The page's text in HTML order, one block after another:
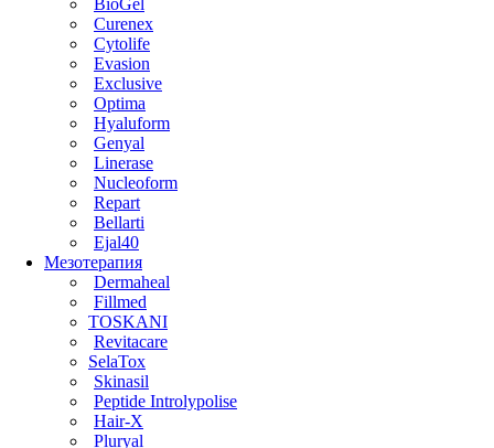
Curenex
Cytolife
Evasion
Exclusive
Optima
Hyaluform
Genyal
Linerase
Nucleoform
Repart
Bellarti
Ejal40
Мезотерапия
Dermaheal
Fillmed
TOSKANI
Revitacare
SelaTox
Skinasil
Peptide Introlypolise
Hair-X
Pluryal